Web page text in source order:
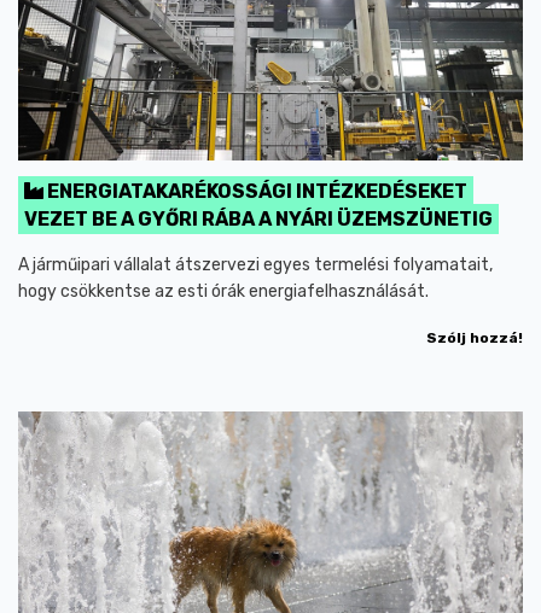
ENERGIATAKARÉKOSSÁGI INTÉZKEDÉSEKET
VEZET BE A GYŐRI RÁBA A NYÁRI ÜZEMSZÜNETIG
A járműipari vállalat átszervezi egyes termelési folyamatait,
hogy csökkentse az esti órák energiafelhasználását.
Szólj hozzá!